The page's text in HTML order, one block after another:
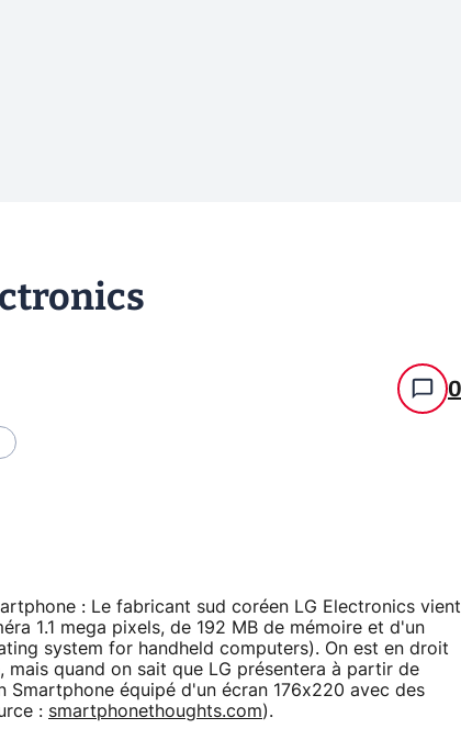
0
: Le fabricant sud coréen LG Electronics vient
1.1 mega pixels, de 192 MB de mémoire et d'un
system for handheld computers). On est en droit
quand on sait que LG présentera à partir de
Smartphone équipé d'un écran 176x220 avec des
: smartphonethoughts.com).